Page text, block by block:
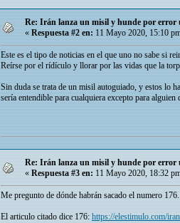
Re: Irán lanza un misil y hunde por error
«Respuesta #2 en:11 Mayo 2020, 15:10
Este es el tipo de noticias en el que uno no sabe si
Reírse por el rídículo y llorar por las vidas que la
Sin duda se trata de un misil autoguiado, y estos lo
sería entendible para cualquiera excepto para alguien
Re: Irán lanza un misil y hunde por error
« Respuesta #3 en: 11 Mayo 2020, 18:32
Me pregunto de dónde habrán sacado el numero 176.
El articulo citado dice 176: https://elestimulo.com/